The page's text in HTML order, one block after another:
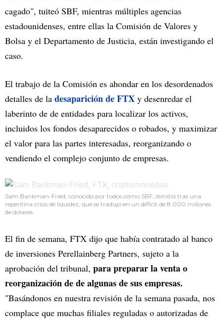
cagado", tuiteó SBF, mientras múltiples agencias
estadounidenses, entre ellas la Comisión de Valores y
Bolsa y el Departamento de Justicia, están investigando el
caso.
El trabajo de la Comisión es ahondar en los desordenados
detalles de la desaparición de FTX y desenredar el
laberinto de de entidades para localizar los activos,
incluidos los fondos desaparecidos o robados, y maximizar
el valor para las partes interesadas, reorganizando o
vendiendo el complejo conjunto de empresas.
Sam Bankman-Fried, conocido por todos como SBF, dimitió tras una
repentina crisis de liquidez, que se tradujo en un déficit de 8.000 millones
de dólares.
El fin de semana, FTX dijo que había contratado al banco
de inversiones Perellainberg Partners, sujeto a la
aprobación del tribunal, para preparar la venta o
reorganización de de algunas de sus empresas.
"Basándonos en nuestra revisión de la semana pasada, nos
complace que muchas filiales reguladas o autorizadas de